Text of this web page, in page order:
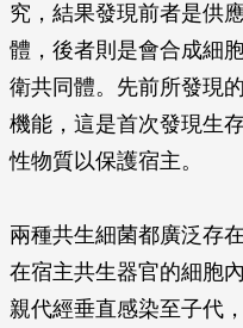
究，結果發現前者是供
體，後者則是會合成細
衛共同體。先前所發現
機能，這是首次發現生
性物質以保護宿主。
兩種共生細菌都廣泛存
在宿主共生器官的細胞
親代經垂直感染至子代